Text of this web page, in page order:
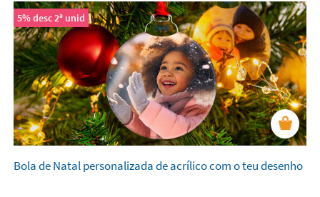
5% desc 2ª unid
Bola de Natal personalizada de acrílico com o teu desenho